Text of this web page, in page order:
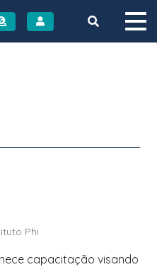
Phi
capacitação visando